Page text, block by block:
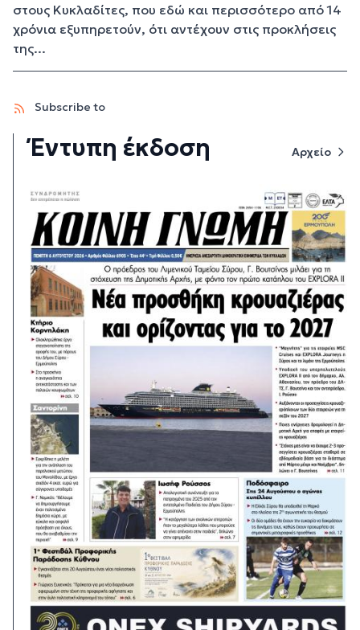
στους Κυκλαδίτες, που εδώ και περισσότερο από 14
χρόνια εξυπηρετούν, ότι αντέχουν στις προκλήσεις
της...
Subscribe to
Έντυπη έκδοση Αρχείο